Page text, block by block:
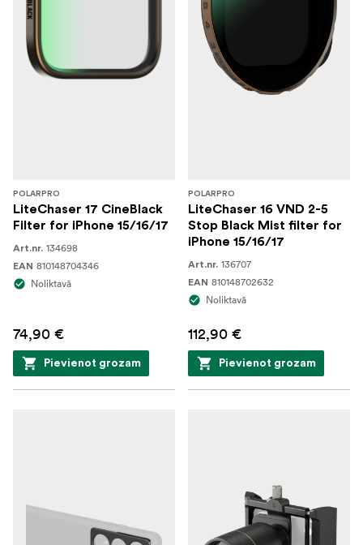
POLARPRO
LiteChaser 17 CineBlack
Filter for iPhone 15/16/17
Art.nr. 134698
EAN 810148704346
Noliktavā
74,90 €
Pievienot grozam
POLARPRO
LiteChaser 16 VND 2-5
Stop Black Mist filter for
iPhone 15/16/17
Art.nr. 136707
EAN 810148702632
Noliktavā
112,90 €
Pievienot grozam